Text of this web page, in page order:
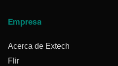
Empresa
Acerca de Extech
Flir